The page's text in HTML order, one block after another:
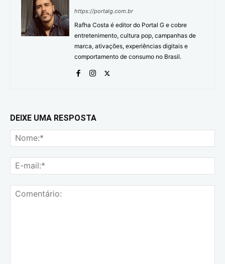
https://portalg.com.br
Rafha Costa é editor do Portal G e cobre
entretenimento, cultura pop, campanhas de
marca, ativações, experiências digitais e
comportamento de consumo no Brasil.
DEIXE UMA RESPOSTA